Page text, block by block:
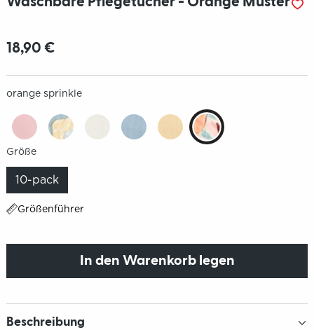
18,90 €
orange sprinkle
Größe
10-pack
Größenführer
In den Warenkorb legen
Beschreibung